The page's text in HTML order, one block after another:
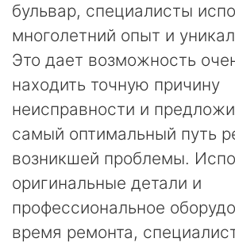
бульвар, специалисты
многолетний опыт и
Это дает возможность
находить точную причину
неисправности и
самый оптимальный путь
возникшей проблемы.
оригинальные детали и
профессиональное
время ремонта,